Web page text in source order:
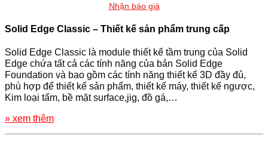
Nhận báo giá
Solid Edge Classic – Thiết kế sản phẩm trung cấp
Solid Edge Classic là module thiết kế tầm trung của Solid
Edge chứa tất cả các tính năng của bản Solid Edge
Foundation và bao gồm các tính năng thiết kế 3D đầy đủ,
phù hợp để thiết kế sản phẩm, thiết kế máy, thiết kế ngược,
Kim loại tấm, bề mặt surface,jig, đồ gá,…
» xem thêm